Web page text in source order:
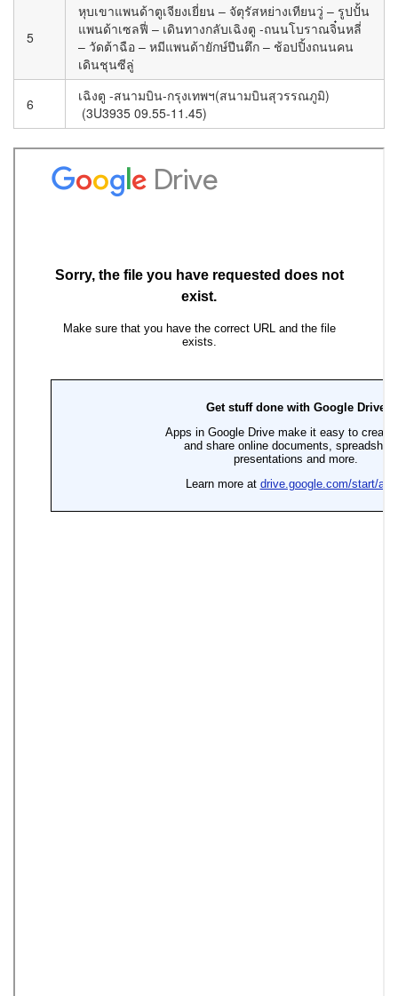
5
หุบเขาแพนด้าตูเจียงเยี่ยน – จัตุรัสหย่างเทียนวู่ – รูปปั้น
แพนด้าเซลฟี่ – เดินทางกลับเฉิงตู -ถนนโบราณจิ๋นหลี่
– วัดต้าฉือ – หมีแพนด้ายักษ์ปีนตึก – ช้อปปิ้งถนนคน
เดินชุนซีลู่
6
เฉิงตู -สนามบิน-กรุงเทพฯ(สนามบินสุวรรณภูมิ)
(3U3935 09.55-11.45)